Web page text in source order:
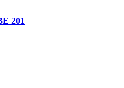
201